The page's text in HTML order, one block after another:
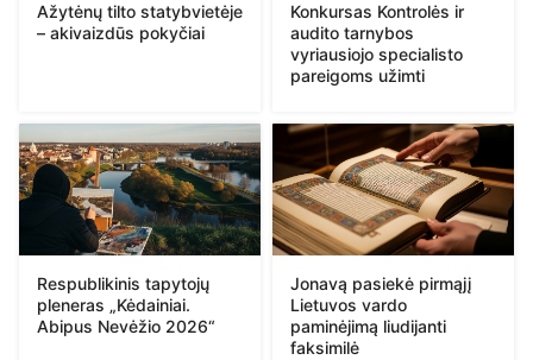
Ažytėnų tilto statybvietėje
– akivaizdūs pokyčiai
Konkursas Kontrolės ir
audito tarnybos
vyriausiojo specialisto
pareigoms užimti
Respublikinis tapytojų
pleneras „Kėdainiai.
Abipus Nevėžio 2026“
Jonavą pasiekė pirmąjį
Lietuvos vardo
paminėjimą liudijanti
faksimilė